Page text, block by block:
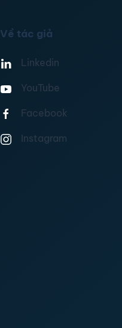
Về tác giả
Linkedin
YouTube
Facebook
Instagram